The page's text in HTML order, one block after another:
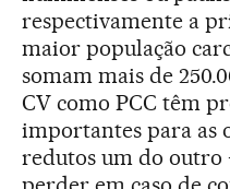
respectivamente a
maior população
somam mais de
CV como PCC têm
importantes para as
redutos um do outro